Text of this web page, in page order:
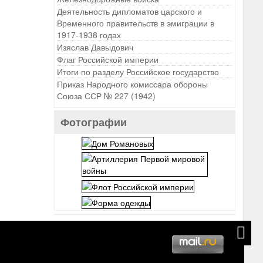
Деятельность дипломатов царского и
Временного правительств в эмиграции в
1917-1938 годах
Изяслав Давыдович
Флаг Российской империи
Итоги по разделу Российское государство
Приказ Народного комиссара обороны
Союза ССР № 227 (1942)
Фотографии